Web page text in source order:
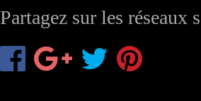
Partagez sur les réseaux